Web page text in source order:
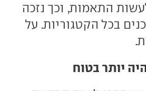
התאמות, וכך נזכה
בכל הקטגוריות. על